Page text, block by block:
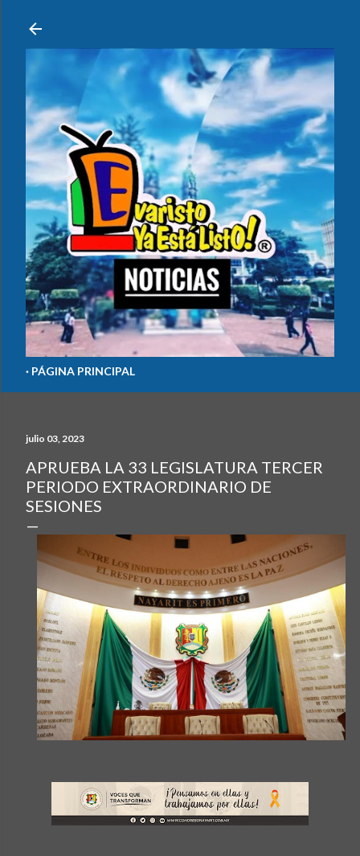
PÁGINA PRINCIPAL
julio 03, 2023
APRUEBA LA 33 LEGISLATURA TERCER
PERIODO EXTRAORDINARIO DE
SESIONES